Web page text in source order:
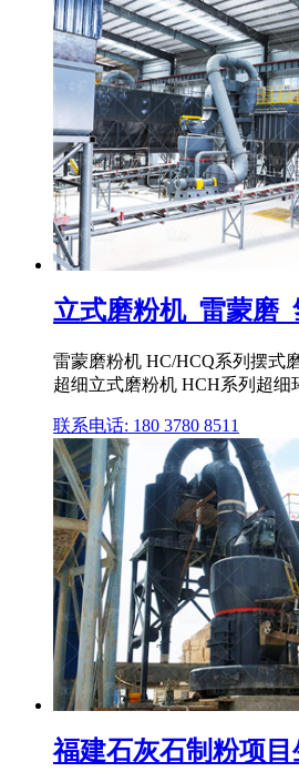
立式磨粉机_雷蒙磨
雷蒙磨粉机 HC/HCQ系列摆式
超细立式磨粉机 HCH系列超
联系电话: 180 3780 8511
福建石灰石制粉项